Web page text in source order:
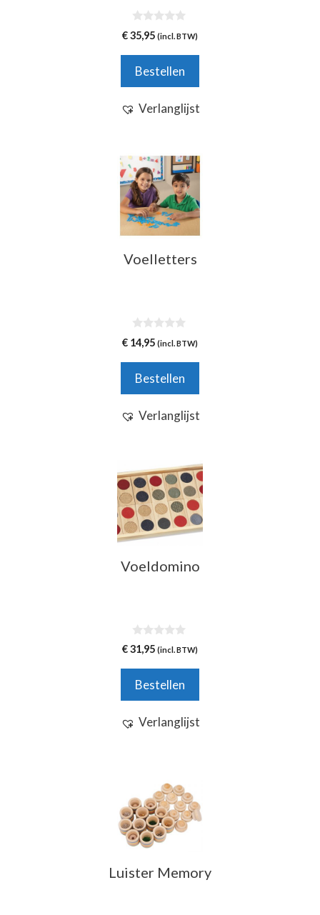
0
v
5
€35,95 (incl. BTW)
Bestellen
Verlanglijst
Voelletters
0
v
5
€ 14,95 (incl. BTW)
Bestellen
Verlanglijst
Voeldomino
0
v
5
€31,95 (incl. BTW)
Bestellen
Verlanglijst
Luister Memory